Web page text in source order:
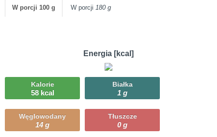
W porcji 100 g W porcji 180 g
Energia [kcal]
Kalorie
58 kcal
Białka
1 g
Węglowodany
14 g
Tłuszcze
0 g